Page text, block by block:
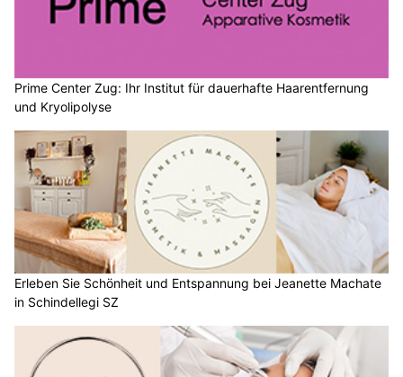
Prime Center Zug: Ihr Institut für dauerhafte Haarentfernung
und Kryolipolyse
Erleben Sie Schönheit und Entspannung bei Jeanette Machate
in Schindellegi SZ